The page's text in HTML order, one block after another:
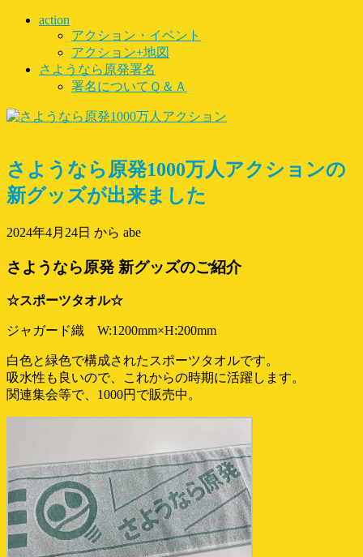
action
アクション・イベント
アクション+地図
さようなら原発署名
署名についてＱ＆Ａ
さようなら原発1000万人アクションの
新グッズが出来ました
2024年4月24日 から abe
さようなら原発 新グッズのご紹介
☆スポーツタオル☆
ジャガード織 W:1200mm×H:200mm
白色と緑色で構成されたスポーツタオルです。
吸水性も良いので、これからの時期に活躍します。
関連集会等で、1000円で販売中。